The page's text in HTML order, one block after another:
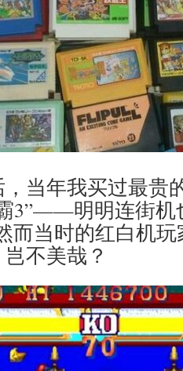
当年我买过最贵
3”——明明连街机
而当时的红白机
不美哉？